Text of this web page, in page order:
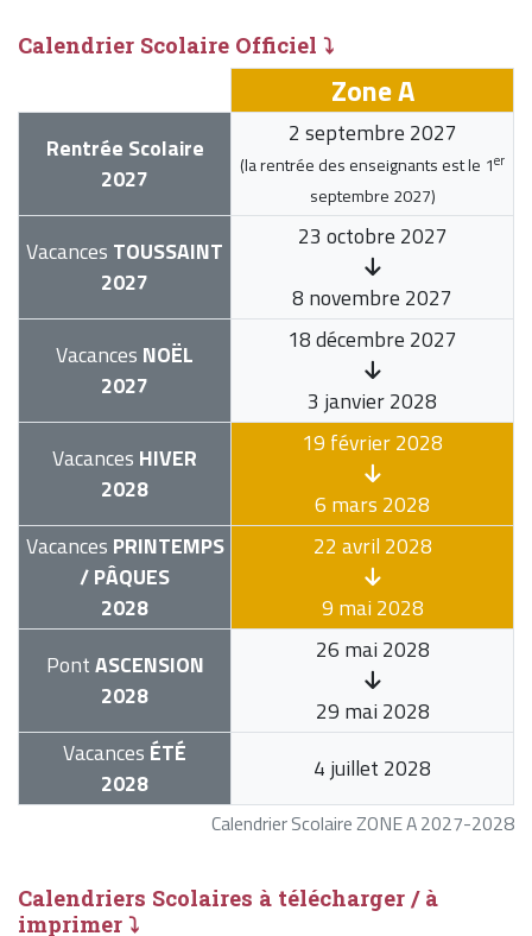
Calendrier Scolaire Officiel ⤵
Calendrier Scolaire ZONE A 2027-2028
Zone A
Rentrée Scolaire
2027
2 septembre 2027
(la rentrée des enseignants est le 1er
septembre 2027)
Vacances TOUSSAINT
2027
23 octobre 2027
8 novembre 2027
Vacances NOËL
2027
18 décembre 2027
3 janvier 2028
Vacances HIVER
2028
19 février 2028
6 mars 2028
Vacances PRINTEMPS
/ PÂQUES
2028
22 avril 2028
9 mai 2028
PontASCENSION
2028
26 mai 2028
29 mai 2028
Vacances ÉTÉ
2028
4 juillet 2028
Calendriers Scolaires à télécharger / à
imprimer ⤵